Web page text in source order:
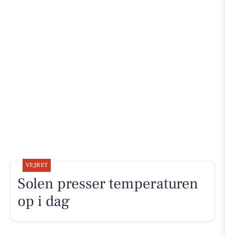
VEJRET
Solen presser temperaturen
op i dag